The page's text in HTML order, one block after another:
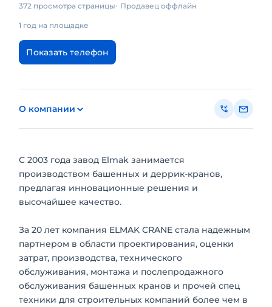
372 просмотра страницы Продавец оффлайн
1 год на площадке
Показать телефон
О компании
С 2003 года завод Elmak занимается
производством башенных и деррик-кранов,
предлагая инновационные решения и
высочайшее качество.
За 20 лет компания ELMAK CRANE стала надежным
партнером в области проектирования, оценки
затрат, производства, технического
обслуживания, монтажа и послепродажного
обслуживания башенных кранов и прочей спец
техники для строительных компаний более чем в